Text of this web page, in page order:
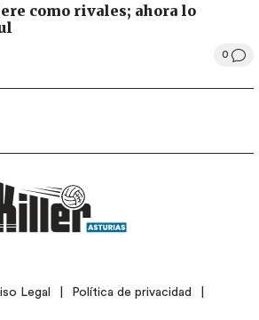
como rivales; ahora lo
0
Legal Política de privacidad